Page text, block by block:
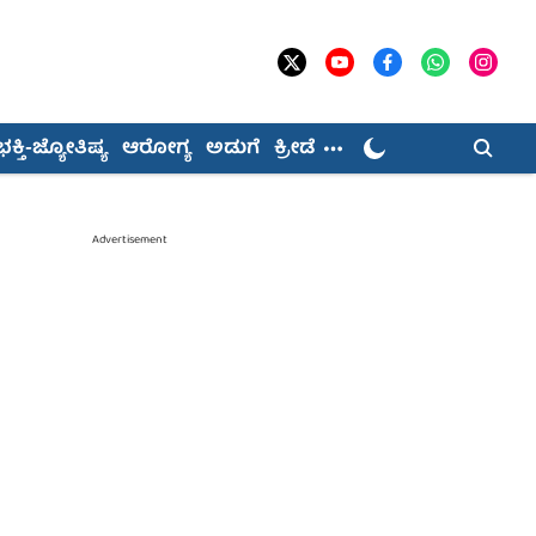
ಜ್ಯೋತಿಷ್ಯ ಆರೋಗ್ಯ ಅಡುಗೆ ಕ್ರೀಡೆ
Advertisement